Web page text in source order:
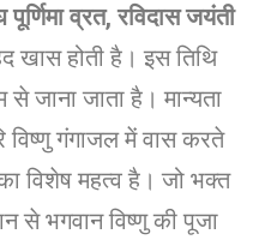
व्रत, रविदास जयंती
खास होती है। इस तिथि
से जाना जाता है। मान्‍यता
विष्‍णु गंगाजल में वास करते
विशेष महत्‍व है। जो भक्त
से भगवान विष्णु की पूजा